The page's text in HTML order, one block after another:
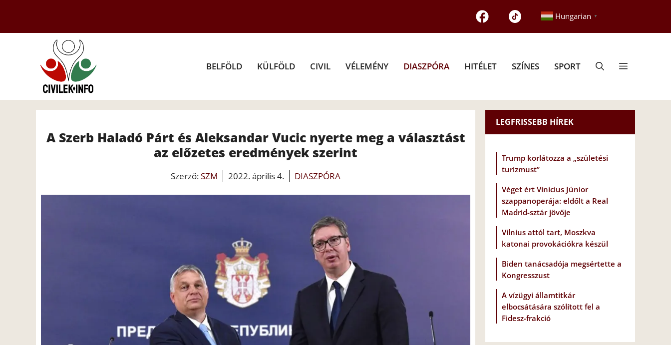
tartalomba
Hungarian ▼
BELFÖLD KÜLFÖLD CIVIL VÉLEMÉNY DIASZPÓRA HITÉLET SZÍNES SPORT
A Szerb Haladó Párt és Aleksandar Vucic nyerte meg a választást
az előzetes eredmények szerint
Szerző:SZM 2022. április 4. DIASZPÓRA
LEGFRISSEBB HÍREK
Trump korlátozza a „születési
turizmust”
Véget ért Vinícius Júnior
szappanoperája: eldőlt a Real
Madrid-sztár jövője
Vilnius attól tart, Moszkva
katonai provokációkra készül
Biden tanácsadója megsértette a
Kongresszust
A vízügyi államtitkár
elbocsátására szólított fel a
Fidesz-frakció